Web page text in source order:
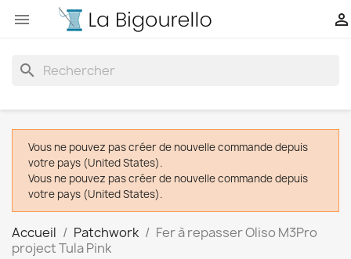
 
search
Vous ne pouvez pas créer de nouvelle commande depuis
votre pays (United States).
Vous ne pouvez pas créer de nouvelle commande depuis
votre pays (United States).
Accueil Patchwork
Fer à repasser Oliso M3Pro
project Tula Pink